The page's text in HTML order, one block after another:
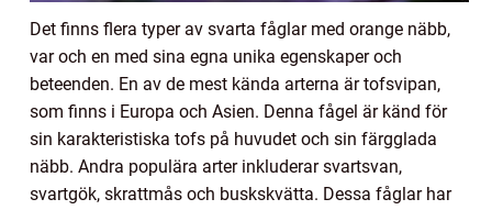
Det finns flera typer av svarta fåglar med orange näbb,
var och en med sina egna unika egenskaper och
beteenden. En av de mest kända arterna är tofsvipan,
som finns i Europa och Asien. Denna fågel är känd för
sin karakteristiska tofs på huvudet och sin färgglada
näbb. Andra populära arter inkluderar svartsvan,
svartgök, skrattmås och buskskvätta. Dessa fåglar har